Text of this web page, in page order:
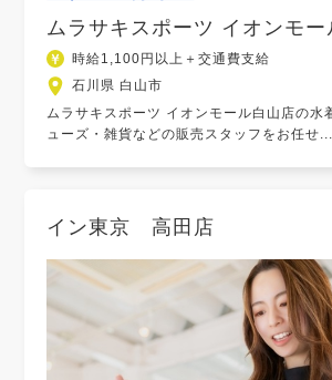
ムラサキスポーツ イオンモー
時給1,100円以上＋交通費支給
石川県 白山市
ムラサキスポーツ イオンモール白山店の水
ューズ・雑貨などの販売スタッフをお任せ...
イン東京 高田店